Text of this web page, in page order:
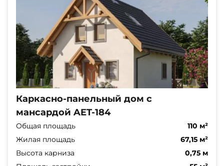
Каркасно-панельный дом с
мансардой AET-184
Общая площадь
110 м²
Жилая площадь
67,15 м²
Высота карниза
0,75 м